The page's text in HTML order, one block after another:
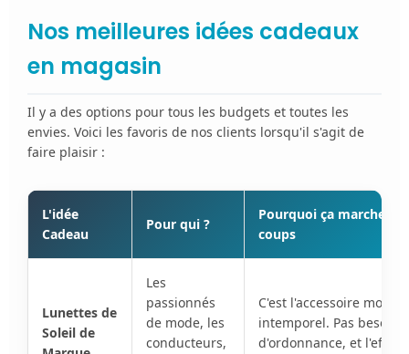
Nos meilleures idées cadeaux
en magasin
Il y a des options pour tous les budgets et toutes les
envies. Voici les favoris de nos clients lorsqu'il s'agit de
faire plaisir :
L'idée
Cadeau
Pour qui ?
Pourquoi ça marche à
coups
Lunettes de
Soleil de
Les
passionnés
de mode, les
conducteurs,
C'est l'accessoire mode
intemporel. Pas besoin
d'ordonnance, et l'effet